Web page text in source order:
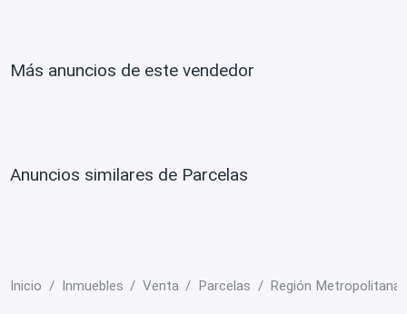
Más anuncios de este vendedor
Anuncios similares de Parcelas
Inicio Inmuebles Venta Parcelas Región Metropolitana